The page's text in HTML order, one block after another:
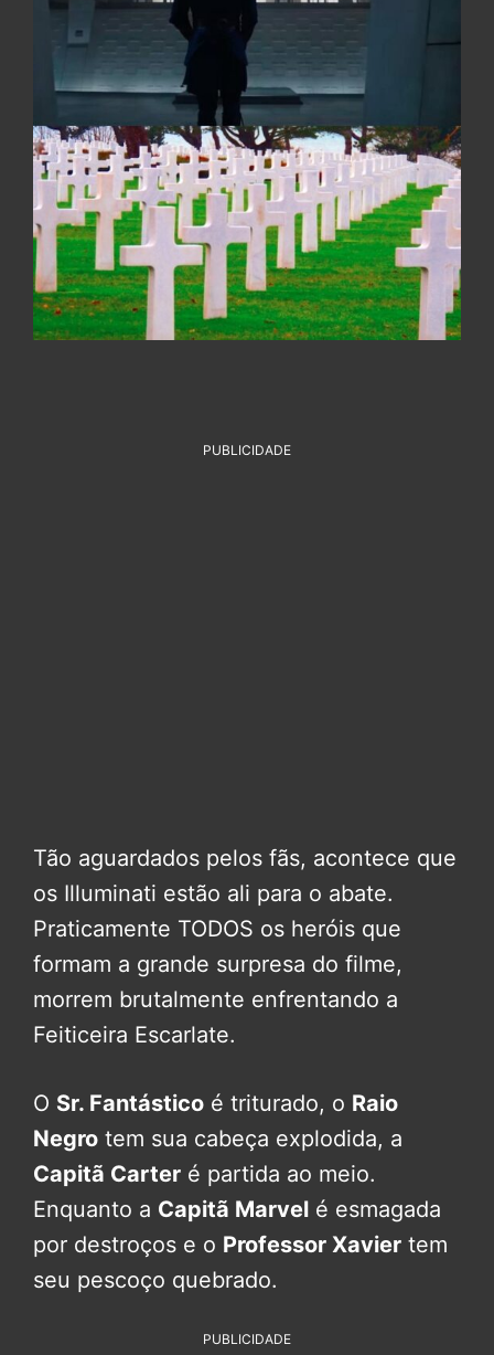
PUBLICIDADE
Tão aguardados pelos fãs, acontece que
os Illuminati estão ali para o abate.
Praticamente TODOS os heróis que
formam a grande surpresa do filme,
morrem brutalmente enfrentando a
Feiticeira Escarlate.
O Sr. Fantástico é triturado, o Raio
Negro tem sua cabeça explodida, a
Capitã Carter é partida ao meio.
Enquanto a Capitã Marvel é esmagada
por destroços e o Professor Xavier tem
seu pescoço quebrado.
PUBLICIDADE